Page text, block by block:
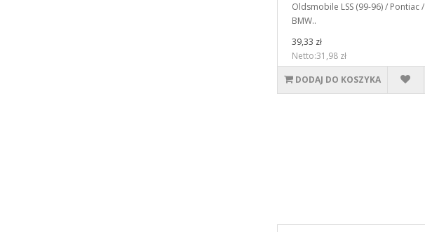
Oldsmobile LSS (99-96) / Pontiac /
BMW..
39,33 zł
Netto:31,98 zł
DODAJ DO KOSZYKA